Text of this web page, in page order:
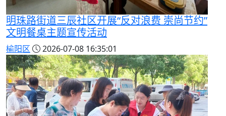
明珠路街道三辰社区开展“反对浪费 崇尚节约”
文明餐桌主题宣传活动
榆阳区 2026-07-08 16:35:01